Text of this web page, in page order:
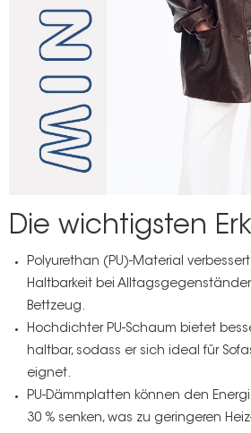
Die wichtigsten
Polyurethan (PU)-Material
Haltbarkeit bei
Bettzeug.
Hochdichter PU-Schaum bietet
haltbar, sodass er sich ideal für
eignet.
PU-Dämmplatten können den
30 % senken, was zu geringeren